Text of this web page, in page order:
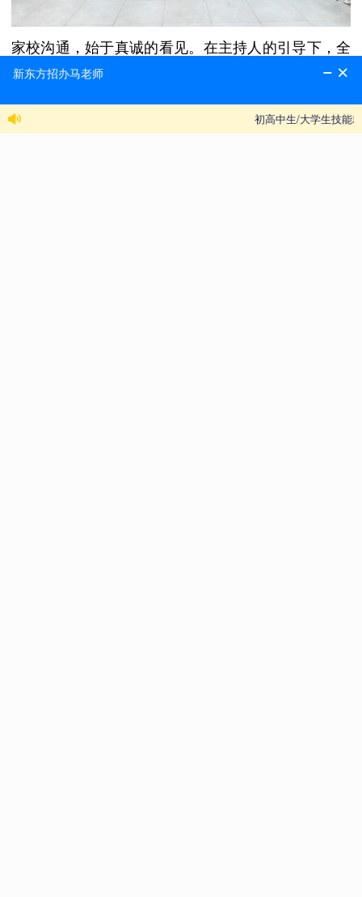
家校沟通，始于真诚的看见。在主持人的引导下，全
体家长与师生共同观看了记录孩子们在校生活与学习
的身影，有在课堂聆听老师讲解的认真面庞，也有在